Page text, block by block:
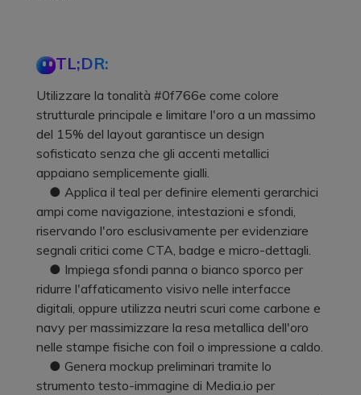
TL;DR:
Utilizzare la tonalità #0f766e come colore
strutturale principale e limitare l'oro a un massimo
del 15% del layout garantisce un design
sofisticato senza che gli accenti metallici
appaiano semplicemente gialli.
● Applica il teal per definire elementi gerarchici
ampi come navigazione, intestazioni e sfondi,
riservando l'oro esclusivamente per evidenziare
segnali critici come CTA, badge e micro-dettagli.
● Impiega sfondi panna o bianco sporco per
ridurre l'affaticamento visivo nelle interfacce
digitali, oppure utilizza neutri scuri come carbone e
navy per massimizzare la resa metallica dell'oro
nelle stampe fisiche con foil o impressione a caldo.
● Genera mockup preliminari tramite lo
strumento testo-immagine di Media.io per